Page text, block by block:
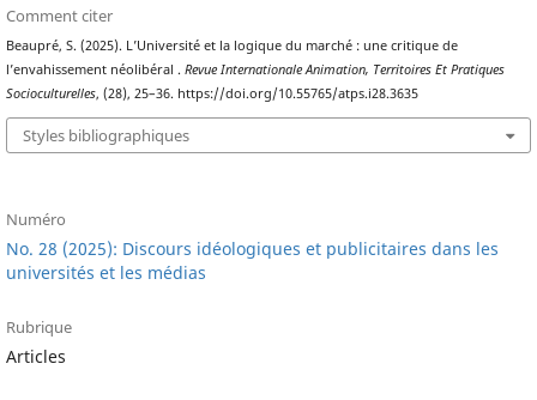
Comment citer
Beaupré, S. (2025). L’Université et la logique du marché : une critique de
l’envahissement néolibéral . Revue Internationale Animation, Territoires Et Pratiques
Socioculturelles, (28), 25–36. https://doi.org/10.55765/atps.i28.3635
Styles bibliographiques
Numéro
No. 28 (2025): Discours idéologiques et publicitaires dans les
universités et les médias
Rubrique
Articles